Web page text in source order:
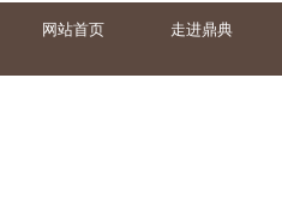
网站首页 走进鼎典